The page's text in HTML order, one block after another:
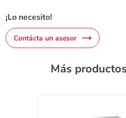
¡Lo necesito!
Contácta un asesor
Más